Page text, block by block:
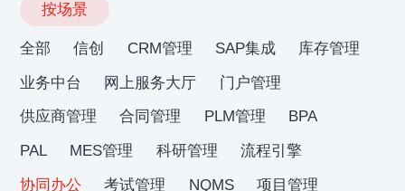
按场景
全部 信创 CRM管理 SAP集成
库存管理
业务中台
网上服务大厅
门户管理
供应商管理
合同管理 PLM管理
BPA
PAL
MES管理 科研管理
流程引擎
协同办公
考试管理 NQMS
项目管理